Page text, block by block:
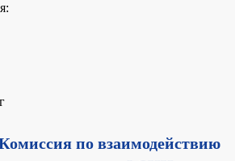
по взаимодействию